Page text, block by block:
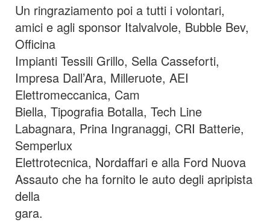
Un ringraziamento poi a tutti i volontari,
amici e agli sponsor Italvalvole, Bubble Bev,
Officina
Impianti Tessili Grillo, Sella Casseforti,
Impresa Dall’Ara, Milleruote, AEI
Elettromeccanica, Cam
Biella, Tipografia Botalla, Tech Line
Labagnara, Prina Ingranaggi, CRI Batterie,
Semperlux
Elettrotecnica, Nordaffari e alla Ford Nuova
Assauto che ha fornito le auto degli apripista
della
gara.